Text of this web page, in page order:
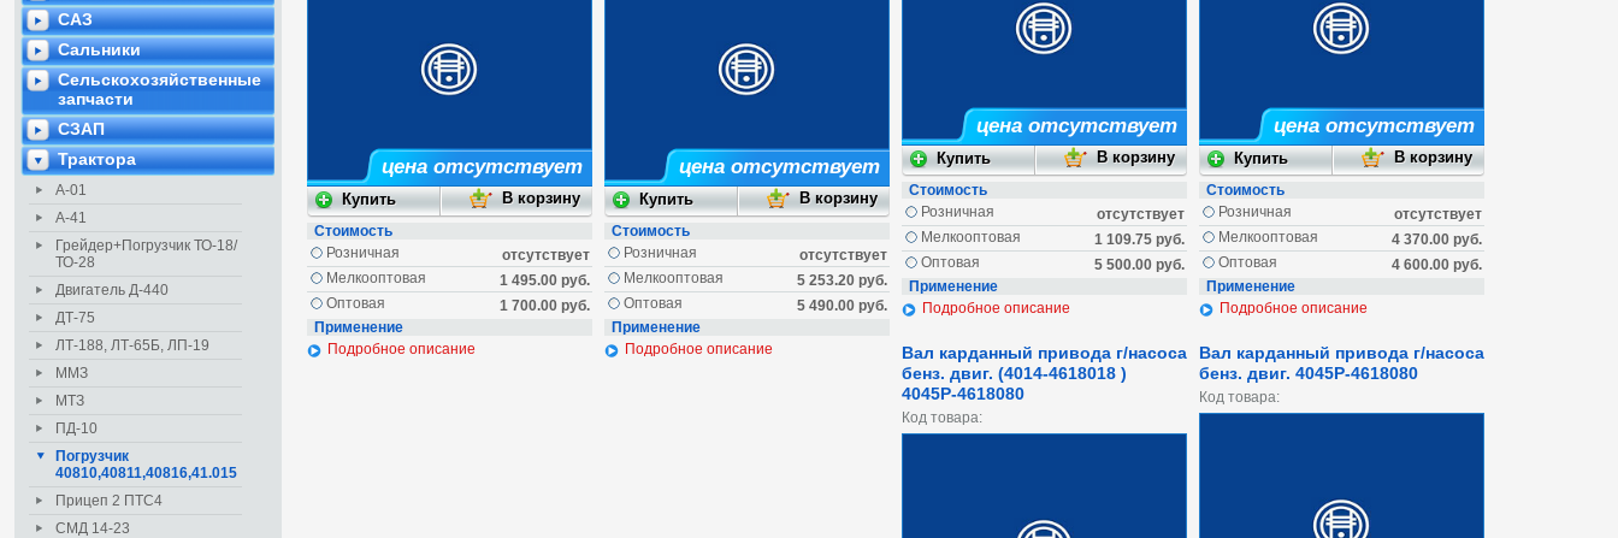
САЗ
Сальники
Сельскохозяйственные
запчасти
СЗАП
Трактора
А-01
А-41
Грейдер+Погрузчик ТО-18/
ТО-28
Двигатель Д-440
ДТ-75
ЛТ-188, ЛТ-65Б, ЛП-19
ММЗ
МТЗ
ПД-10
Погрузчик
40810,40811,40816,41.015
Прицеп 2 ПТС4
СМД 14-23
цена отсутствует
Стоимость
отсутствует
Розничная
1 495.00 руб.
Мелкооптовая
1 700.00 руб.
Оптовая
Применение
Подробное описание
цена отсутствует
Стоимость
отсутствует
Розничная
5 253.20 руб.
Мелкооптовая
5 490.00 руб.
Оптовая
Применение
Подробное описание
цена отсутствует
Стоимость
отсутствует
Розничная
1 109.75 руб.
Мелкооптовая
5 500.00 руб.
Оптовая
Применение
Подробное описание
цена отсутствует
Стоимость
отсутствует
Розничная
4 370.00 руб.
Мелкооптовая
4 600.00 руб.
Оптовая
Применение
Подробное описание
Вал карданный привода г/насоса
бенз. двиг. (4014-4618018 )
4045Р-4618080
Код товара:
Вал карданный привода г/насоса
бенз. двиг. 4045Р-4618080
Код товара: